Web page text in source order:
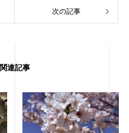
次の記事
関連記事